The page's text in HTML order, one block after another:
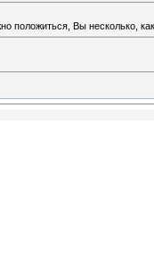
положиться, Вы несколько,